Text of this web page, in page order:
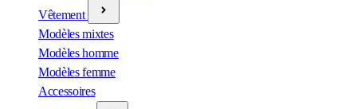
Vêtement
Modèles mixtes
Modèles homme
Modèles femme
Accessoires